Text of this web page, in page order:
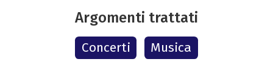
Argomenti trattati
Concerti Musica